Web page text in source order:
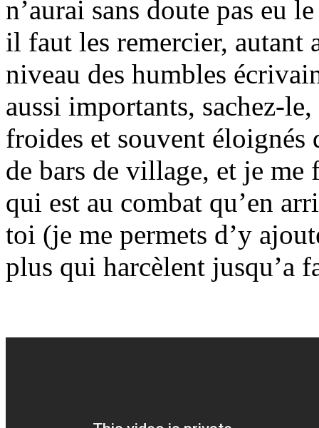
n’aurai sans doute pas eu
il faut les remercier, autant
niveau des humbles
aussi importants, sachez-
froides et souvent éloignés
de bars de village, et je me
qui est au combat qu’en
toi (je me permets d’y
plus qui harcèlent jusqu’a